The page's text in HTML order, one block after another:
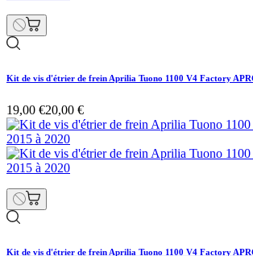
Kit de vis d'étrier de frein Aprilia Tuono 1100 V4 Factory
19,00 €20,00 €
Kit de vis d'étrier de frein Aprilia Tuono 1100 V4 Factory